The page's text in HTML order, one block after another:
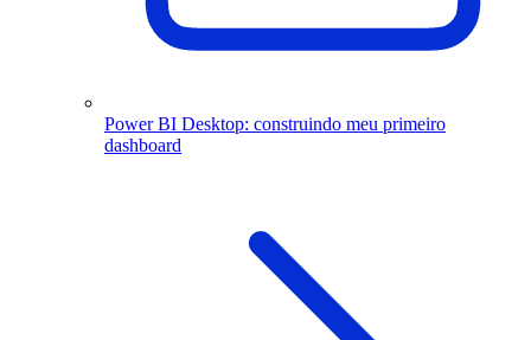
Power BI Desktop: construindo meu primeiro
dashboard